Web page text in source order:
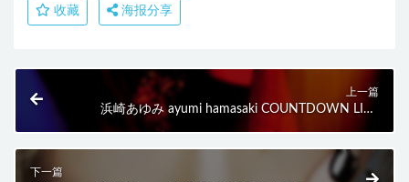
收藏 海报分享
上一篇
浜崎あゆみ ayumi hamasaki COUNTDOWN LIVE
2010-2011 A～do it again～(2011) BD蓝光原盘 41.2G
下一篇